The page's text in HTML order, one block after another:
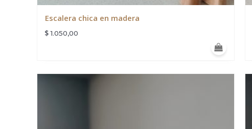
Escalera chica en madera
$1.050,00